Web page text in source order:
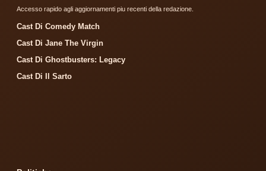
Accesso rapido agli aggiornamenti piu recenti della redazione.
Cast Di Comedy Match
Cast Di Jane The Virgin
Cast Di Ghostbusters: Legacy
Cast Di Il Sarto